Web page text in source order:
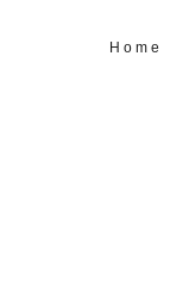
Home